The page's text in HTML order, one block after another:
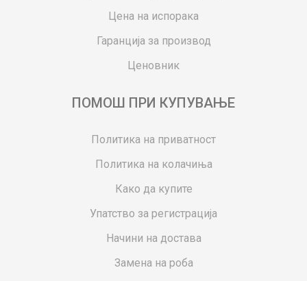
Цена на испорака
Гаранција за производ
Ценовник
ПОМОШ ПРИ КУПУВАЊЕ
Политика на приватност
Политика на колачиња
Како да купите
Упатство за регистрација
Начини на достава
Замена на роба